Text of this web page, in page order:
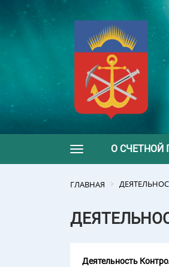
Toggle navigation
О СЧЕТНОЙ
ГЛАВНАЯ
Деятельность